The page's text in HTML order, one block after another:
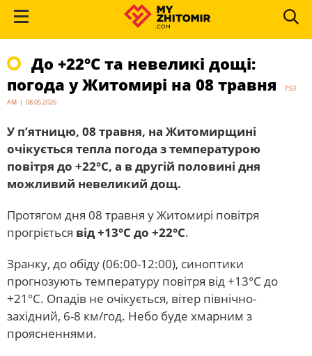
До +22°С та невеликі дощі:
погода у Житомирі на 08 травня
7:53
AM | 08.05.2026
У п’ятницю, 08 травня, на Житомирщині
очікується тепла погода з температурою
повітря до +22°С, а в другій половині дня
можливий невеликий дощ.
Протягом дня 08 травня у Житомирі повітря
прогріється від +13°С до +22°С.
Зранку, до обіду (06:00-12:00), синоптики
прогнозують температуру повітря від +13°С до
+21°С. Опадів не очікується, вітер північно-
західний, 6-8 км/год. Небо буде хмарним з
проясненнями.